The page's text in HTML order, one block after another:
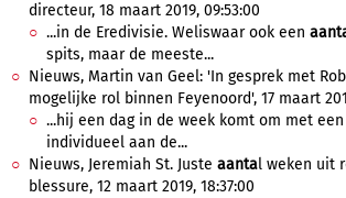
directeur, 18 maart 2019, 09:53:00
...in de Eredivisie. Weliswaar ook een
spits, maar de meeste...
Nieuws, Martin van Geel: 'In gesprek met
mogelijke rol binnen Feyenoord', 17 maart
...hij een dag in de week komt om met een
individueel aan de...
Nieuws, Jeremiah St. Juste aantal weken uit
blessure, 12 maart 2019, 18:37:00